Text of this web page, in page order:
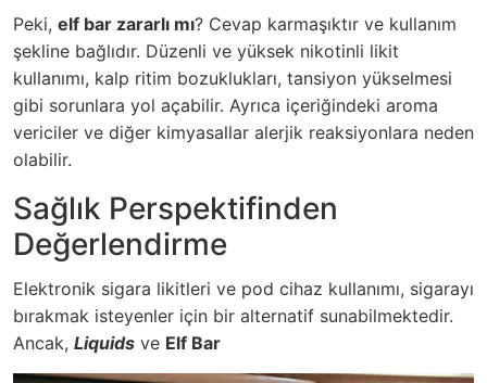
Peki, elf bar zararlı mı? Cevap karmaşıktır ve kullanım
şekline bağlıdır. Düzenli ve yüksek nikotinli likit
kullanımı, kalp ritim bozuklukları, tansiyon yükselmesi
gibi sorunlara yol açabilir. Ayrıca içeriğindeki aroma
vericiler ve diğer kimyasallar alerjik reaksiyonlara neden
olabilir.
Sağlık Perspektifinden
Değerlendirme
Elektronik sigara likitleri ve pod cihaz kullanımı, sigarayı
bırakmak isteyenler için bir alternatif sunabilmektedir.
Ancak, Liquids ve Elf Bar